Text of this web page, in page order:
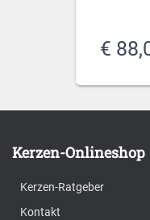
€
Kerzen-Onlineshop
Kerzen-Ratgeber
Kontakt